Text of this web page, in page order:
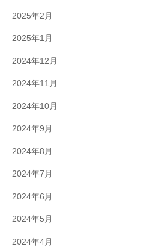
2025年2月
2025年1月
2024年12月
2024年11月
2024年10月
2024年9月
2024年8月
2024年7月
2024年6月
2024年5月
2024年4月